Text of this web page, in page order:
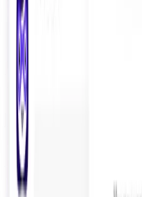
ライブチャットもセール
トがオンラインでセール
す。セールス訓練を受
ージョン率は3〜8%で、
監視できないため、AIよ
側面5：顧客満
ライブチャットは純粋な
熟練していて、共感力が